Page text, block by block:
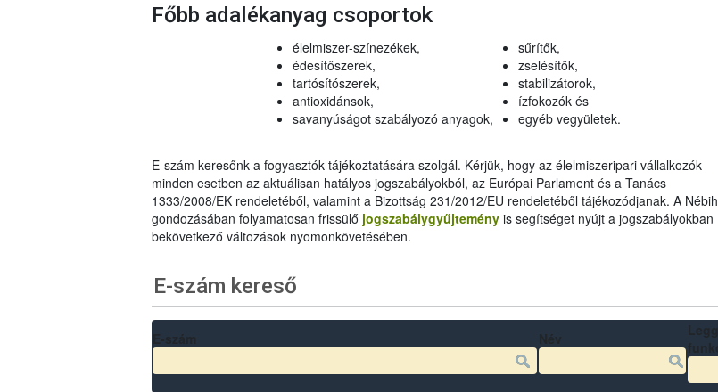
Főbb adalékanyag csoportok
élelmiszer-színezékek,
édesítőszerek,
tartósítószerek,
antioxidánsok,
savanyúságot szabályozó anyagok,
sűrítők,
zselésítők,
stabilizátorok,
ízfokozók és
egyéb vegyületek.
E-szám keresőnk a fogyasztók tájékoztatására szolgál. Kérjük, hogy az élelmiszeripari vállalkozók
minden esetben az aktuálisan hatályos jogszabályokból, az Európai Parlament és a Tanács
1333/2008/EK rendeletéből, valamint a Bizottság 231/2012/EU rendeletéből tájékozódjanak. A Nébih
gondozásában folyamatosan frissülő jogszabálygyűjteményis segítséget nyújt a jogszabályokban
bekövetkező változások nyomonkövetésében.
E-szám kereső